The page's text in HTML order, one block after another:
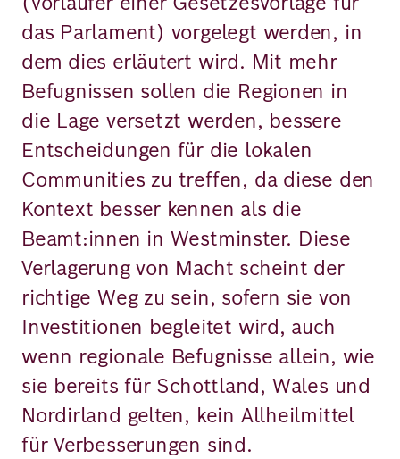
das Parlament) vorgelegt werden, in
dem dies erläutert wird. Mit mehr
Befugnissen sollen die Regionen in
die Lage versetzt werden, bessere
Entscheidungen für die lokalen
Communities zu treffen, da diese den
Kontext besser kennen als die
Beamt:innen in Westminster. Diese
Verlagerung von Macht scheint der
richtige Weg zu sein, sofern sie von
Investitionen begleitet wird, auch
wenn regionale Befugnisse allein, wie
sie bereits für Schottland, Wales und
Nordirland gelten, kein Allheilmittel
für Verbesserungen sind.